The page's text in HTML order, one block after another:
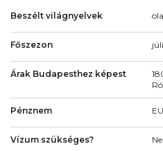
Beszélt világnyelvek
Főszezon
Árak Budapesthez képest
Pénznem
Vízum szükséges?